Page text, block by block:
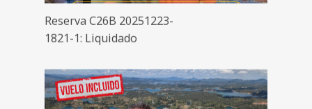
Reserva C26B 20251223-
1821-1: Liquidado